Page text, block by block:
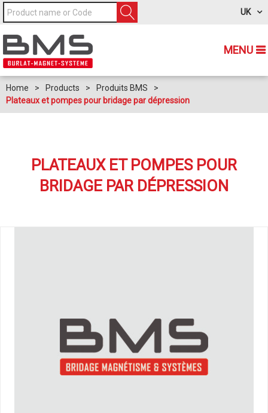
MENU
UK
Home > Products > Produits BMS
>
Plateaux et pompes pour bridage par dépression
PLATEAUX ET POMPES POUR
BRIDAGE PAR DÉPRESSION